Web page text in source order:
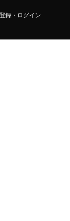
録・ログイン